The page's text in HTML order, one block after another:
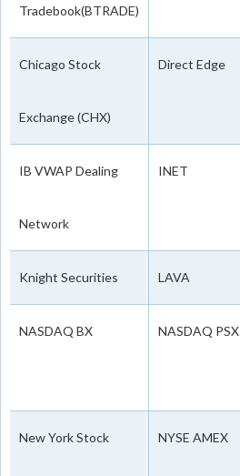
Tradebook(BTRADE)
Chicago Stock
Exchange (CHX)
Direct Edge
IB VWAP Dealing
Network
INET
Knight Securities LAVA
NASDAQ BX NASDAQ PSX
New York Stock NYSE AMEX